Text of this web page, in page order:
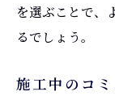
を選ぶことで、
るでしょう。
施工中のコ